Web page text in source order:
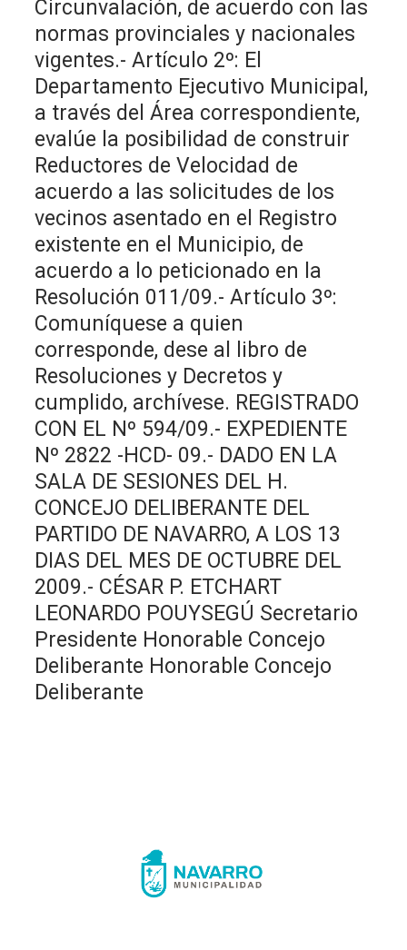
Circunvalación, de acuerdo con las
normas provinciales y nacionales
vigentes.- Artículo 2º: El
Departamento Ejecutivo Municipal,
a través del Área correspondiente,
evalúe la posibilidad de construir
Reductores de Velocidad de
acuerdo a las solicitudes de los
vecinos asentado en el Registro
existente en el Municipio, de
acuerdo a lo peticionado en la
Resolución 011/09.- Artículo 3º:
Comuníquese a quien
corresponde, dese al libro de
Resoluciones y Decretos y
cumplido, archívese. REGISTRADO
CON EL Nº 594/09.- EXPEDIENTE
Nº 2822 -HCD- 09.- DADO EN LA
SALA DE SESIONES DEL H.
CONCEJO DELIBERANTE DEL
PARTIDO DE NAVARRO, A LOS 13
DIAS DEL MES DE OCTUBRE DEL
2009.- CÉSAR P. ETCHART
LEONARDO POUYSEGÚ Secretario
Presidente Honorable Concejo
Deliberante Honorable Concejo
Deliberante